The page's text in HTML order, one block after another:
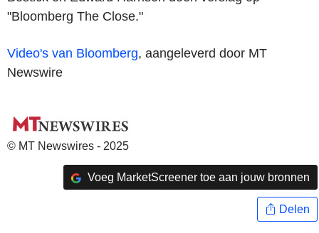
"Bloomberg The Close."
Video's van Bloomberg, aangeleverd door MT
Newswire
© MT Newswires - 2025
Voeg MarketScreener toe aan jouw bronnen
Delen